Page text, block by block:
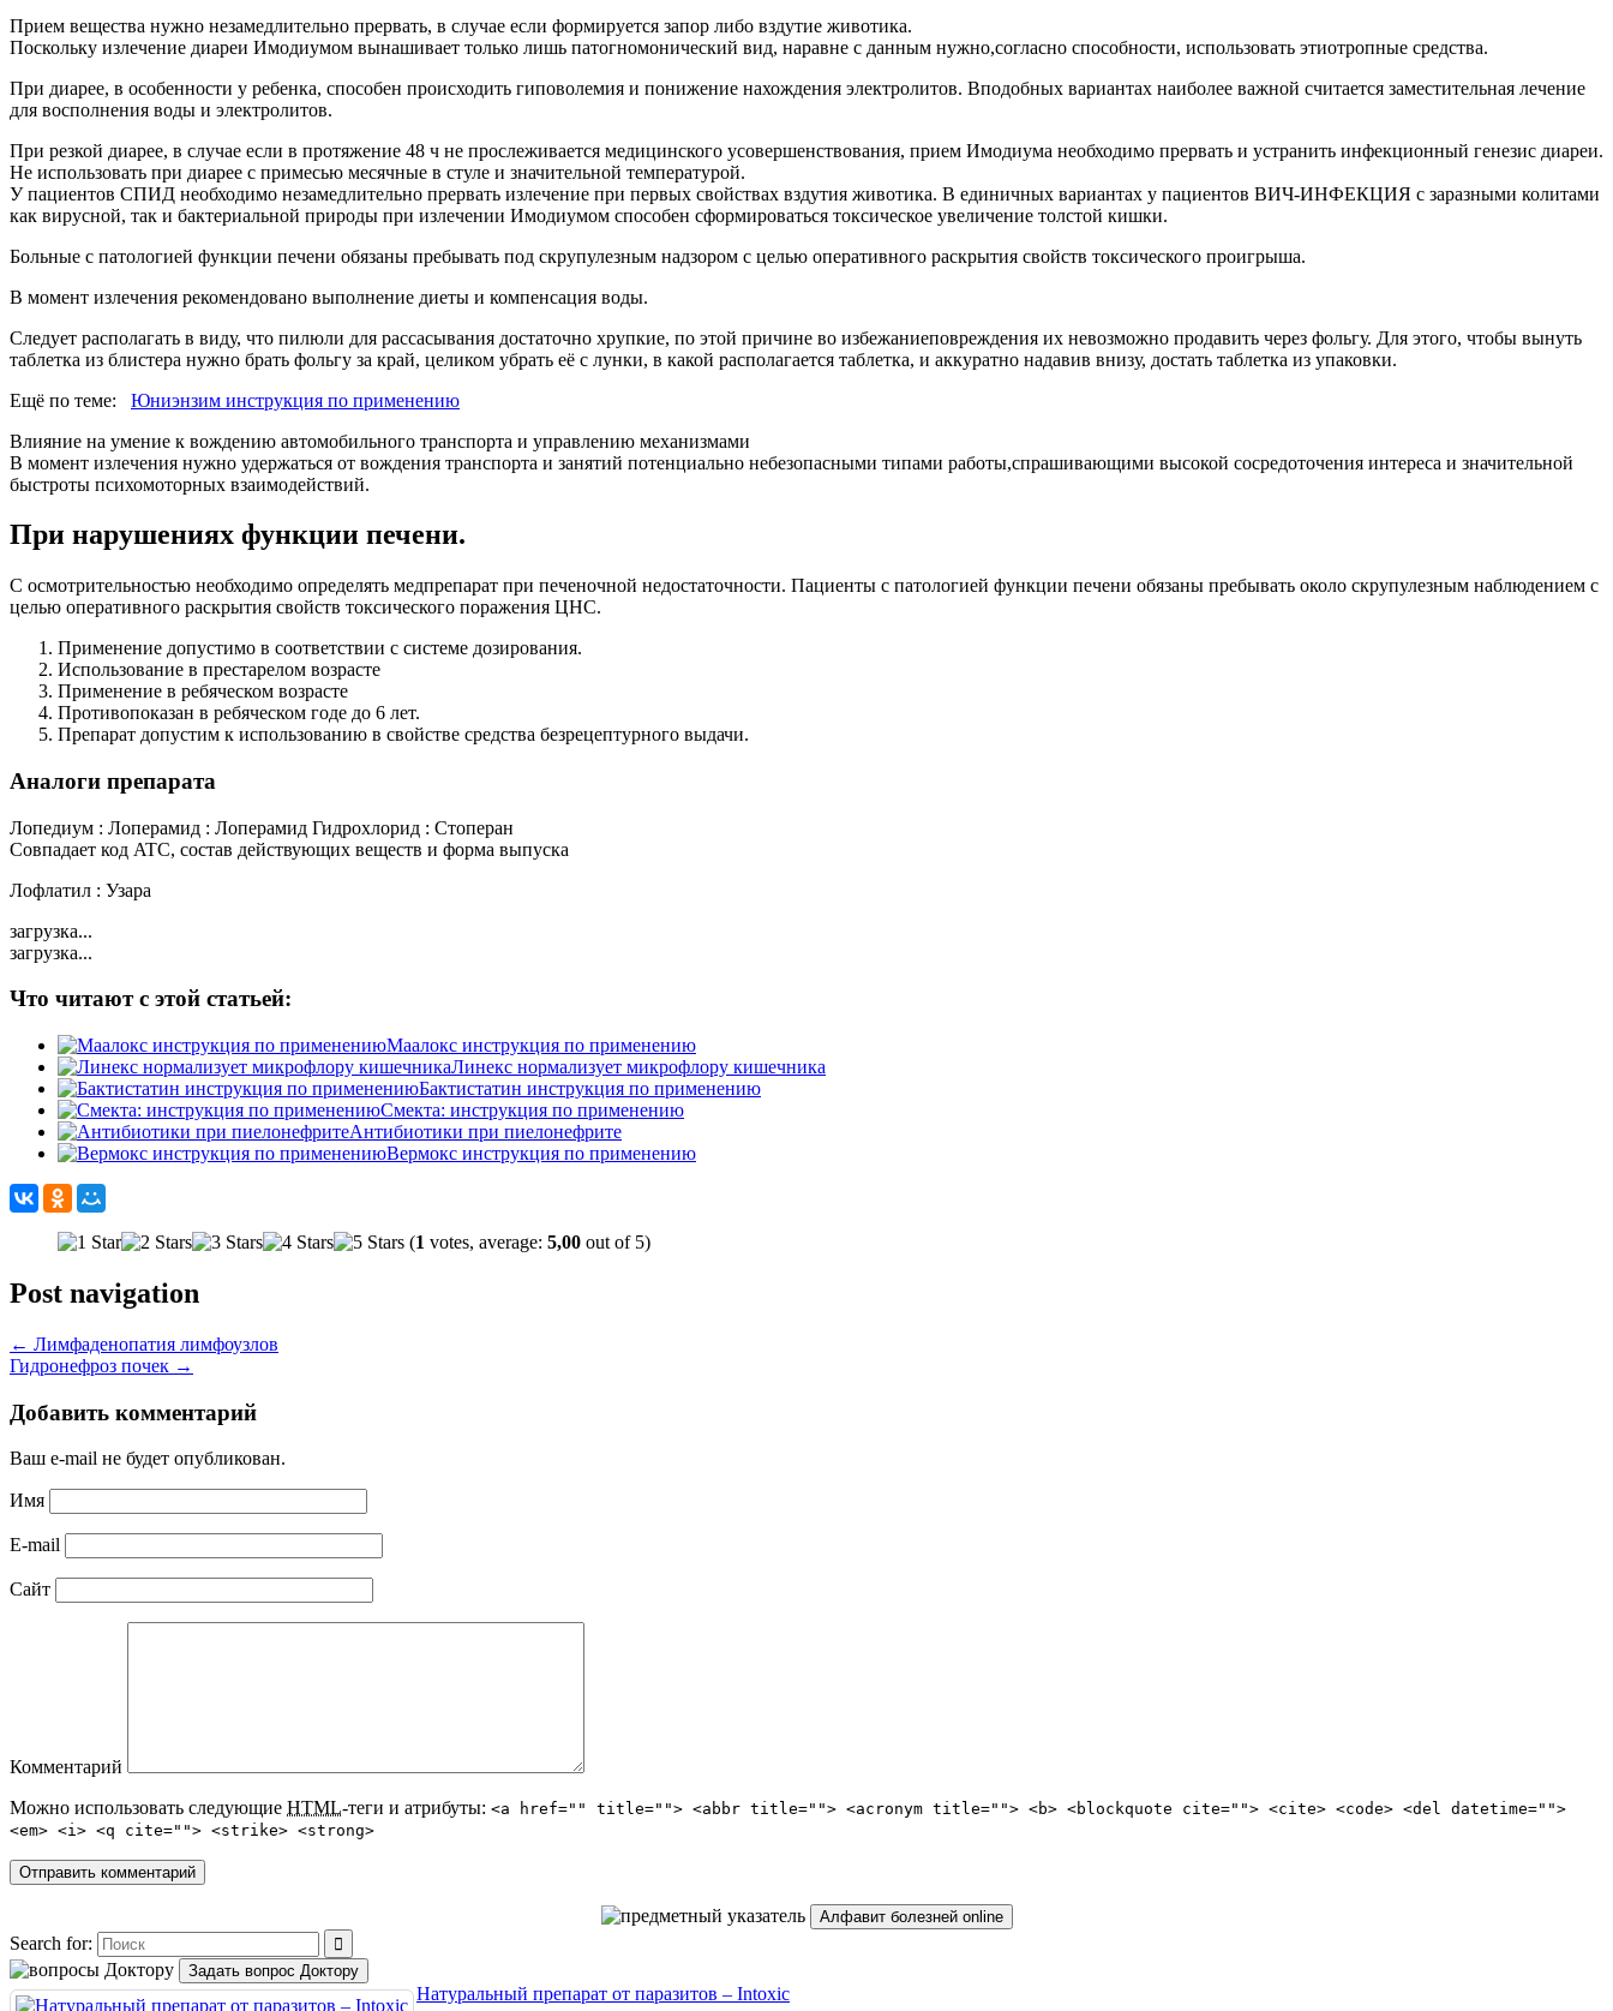
Прием вещества нужно незамедлительно прервать, в случае если формируется запор либо вздутие животика.
Поскольку излечение диареи Имодиумом вынашивает только лишь патогномонический вид, наравне с данным нужно,согласно способности, использовать этиотропные средства.
При диарее, в особенности у ребенка, способен происходить гиповолемия и понижение нахождения электролитов. Вподобных вариантах наиболее важной считается заместительная лечение
для восполнения воды и электролитов.
При резкой диарее, в случае если в протяжение 48 ч не прослеживается медицинского усовершенствования, прием Имодиума необходимо прервать и устранить инфекционный генезис диареи.
Не использовать при диарее с примесью месячные в стуле и значительной температурой.
У пациентов СПИД необходимо незамедлительно прервать излечение при первых свойствах вздутия животика. В единичных вариантах у пациентов ВИЧ-ИНФЕКЦИЯ с заразными колитами
как вирусной, так и бактериальной природы при излечении Имодиумом способен сформироваться токсическое увеличение толстой кишки.
Больные с патологией функции печени обязаны пребывать под скрупулезным надзором с целью оперативного раскрытия свойств токсического проигрыша.
В момент излечения рекомендовано выполнение диеты и компенсация воды.
Следует располагать в виду, что пилюли для рассасывания достаточно хрупкие, по этой причине во избежаниеповреждения их невозможно продавить через фольгу. Для этого, чтобы вынуть
таблетка из блистера нужно брать фольгу за край, целиком убрать её с лунки, в какой располагается таблетка, и аккуратно надавив внизу, достать таблетка из упаковки.
Ещё по теме:
Юниэнзим инструкция по применению
Влияние на умение к вождению автомобильного транспорта и управлению механизмами
В момент излечения нужно удержаться от вождения транспорта и занятий потенциально небезопасными типами работы,спрашивающими высокой сосредоточения интереса и значительной
быстроты психомоторных взаимодействий.
При нарушениях функции печени.
С осмотрительностью необходимо определять медпрепарат при печеночной недостаточности. Пациенты с патологией функции печени обязаны пребывать около скрупулезным наблюдением с
целью оперативного раскрытия свойств токсического поражения ЦНС.
Применение допустимо в соответствии с системе дозирования.
Использование в престарелом возрасте
Применение в ребяческом возрасте
Противопоказан в ребяческом годе до 6 лет.
Препарат допустим к использованию в свойстве средства безрецептурного выдачи.
Аналоги препарата
Лопедиум : Лоперамид : Лоперамид Гидрохлорид : Стоперан
Совпадает код ATC, состав действующих веществ и форма выпуска
Лофлатил : Узара
загрузка...
загрузка...
Что читают с этой статьей:
Маалокс инструкция по применению
Линекс нормализует микрофлору кишечника
Бактистатин инструкция по применению
Смекта: инструкция по применению
Антибиотики при пиелонефрите
Вермокс инструкция по применению
(1 votes, average: 5,00 out of 5)
Post navigation
← Лимфаденопатия лимфоузлов
Гидронефроз почек →
Добавить комментарий
Ваш e-mail не будет опубликован.
Имя
E-mail
Сайт
Комментарий
Можно использовать следующие HTML-теги и атрибуты: <a href="" title=""> <abbr title=""> <acronym title=""> <b> <blockquote cite=""> <cite> <code> <del datetime="">
<em> <i> <q cite=""> <strike> <strong>
Алфавит болезней online
Search for:
Задать вопрос Доктору
Натуральный препарат от паразитов – Intoxic